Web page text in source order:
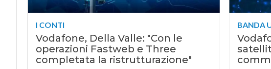
I CONTI
Vodafone, Della Valle: "Con le
operazioni Fastweb e Three
completata la ristrutturazione"
BANDA